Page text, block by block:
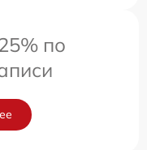
по